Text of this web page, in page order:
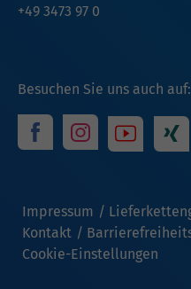
Besuchen Sie uns auch auf:
Impressum
Kontakt
Cookie-Einstellungen
+49 3473 97 0